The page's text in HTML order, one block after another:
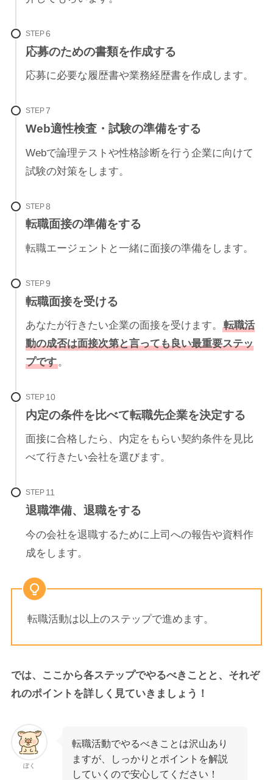
STEP
応募のための書類を作成する
応募に必要な履歴書や業務経歴書を作成します。
STEP
Web適性検査・試験の準備をする
Webで論理テストや性格診断を行う企業に向けて
試験の対策をします。
STEP
転職面接の準備をする
転職エージェントと一緒に面接の準備をします。
STEP
転職面接を受ける
あなたが行きたい企業の面接を受けます。
転職活
動の成否は面接次第と言っても良い最重要ステッ
プです。
STEP
内定の条件を比べて転職先企業を決定する
面接に合格したら、内定をもらい契約条件を見比
べて行きたい会社を選びます。
STEP
退職準備、退職をする
今の会社を退職するために上司への報告や資料作
成をします。
転職活動は以上のステップで進めます。
では、ここから各ステップでやるべきことと、それぞ
れのポイントを詳しく見ていきましょう！
ぼく
転職活動でやるべきことは沢山あり
ますが、しっかりとポイントを解説
していくので安心してください！